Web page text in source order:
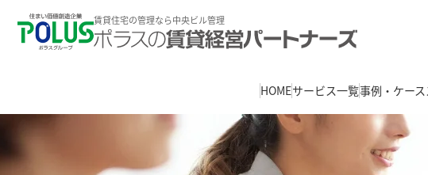
賃貸住宅の管理なら中央ビル管理
HOMEサービス一覧事例・ケース